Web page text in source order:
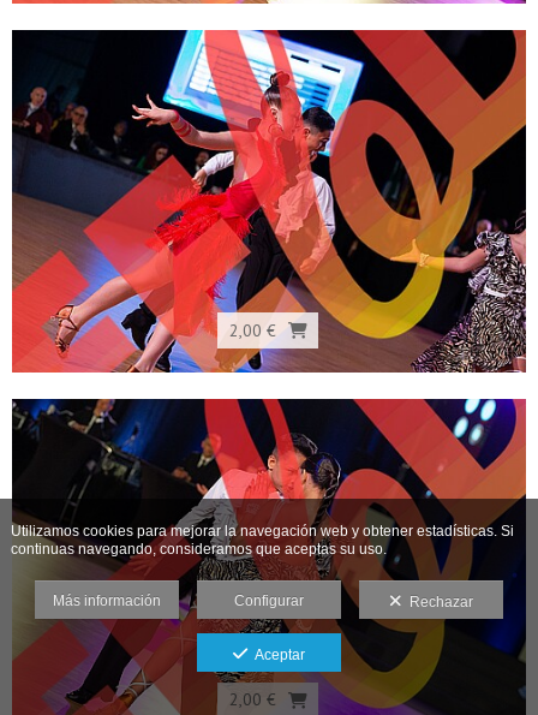
2,00 €
2,00 €
Utilizamos cookies para mejorar la navegación web y obtener estadísticas. Si
continuas navegando, consideramos que aceptas su uso.
Más información Configurar Rechazar
Aceptar